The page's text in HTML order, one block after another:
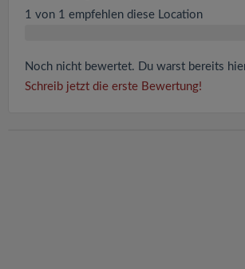
1 von 1 empfehlen diese Location
Noch nicht bewertet. Du warst bereits
Schreib jetzt die erste Bewertung!